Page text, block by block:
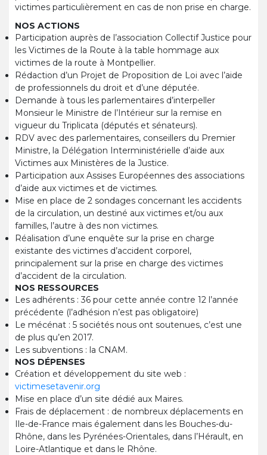
victimes particulièrement en cas de non prise en charge.
NOS ACTIONS
Participation auprès de l’association Collectif Justice pour
les Victimes de la Route à la table hommage aux
victimes de la route à Montpellier.
Rédaction d’un Projet de Proposition de Loi avec l’aide
de professionnels du droit et d’une députée.
Demande à tous les parlementaires d’interpeller
Monsieur le Ministre de l’Intérieur sur la remise en
vigueur du Triplicata (députés et sénateurs).
RDV avec des parlementaires, conseillers du Premier
Ministre, la Délégation Interministérielle d’aide aux
Victimes aux Ministères de la Justice.
Participation aux Assises Européennes des associations
d’aide aux victimes et de victimes.
Mise en place de 2 sondages concernant les accidents
de la circulation, un destiné aux victimes et/ou aux
familles, l’autre à des non victimes.
Réalisation d’une enquête sur la prise en charge
existante des victimes d’accident corporel,
principalement sur la prise en charge des victimes
d’accident de la circulation.
NOS RESSOURCES
Les adhérents : 36 pour cette année contre 12 l’année
précédente (l’adhésion n’est pas obligatoire)
Le mécénat : 5 sociétés nous ont soutenues, c’est une
de plus qu’en 2017.
Les subventions : la CNAM.
NOS DÉPENSES
Création et développement du site web :
victimesetavenir.org
Mise en place d’un site dédié aux Maires.
Frais de déplacement : de nombreux déplacements en
Ile-de-France mais également dans les Bouches-du-
Rhône, dans les Pyrénées-Orientales, dans l’Hérault, en
Loire-Atlantique et dans le Rhône.